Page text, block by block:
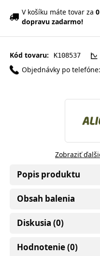
V košíku máte tovar za
dopravu zadarmo!
Kód tovaru: K108537
Objednávky po telefóne:
Zobraziť
Popis produktu
Obsah balenia
Diskusia (0)
Hodnotenie (0)